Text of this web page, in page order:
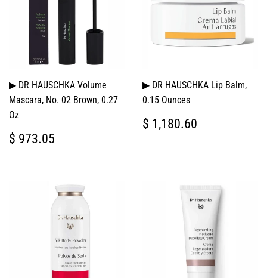
▶ DR HAUSCHKA Volume
Mascara, No. 02 Brown, 0.27
Oz
PRECIO
HABITUAL
$ 973.05
▶ DR HAUSCHKA Lip Balm,
0.15 Ounces
PRECIO
HABITUAL
$ 1,180.60